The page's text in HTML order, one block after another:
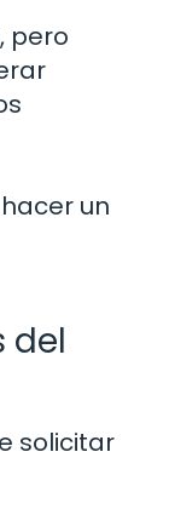
pero
un
del
solicitar